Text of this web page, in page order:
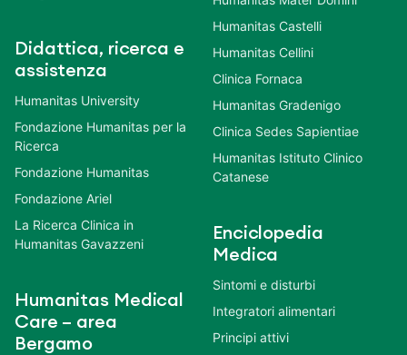
Didattica, ricerca e
assistenza
Humanitas University
Fondazione Humanitas per la
Ricerca
Fondazione Humanitas
Fondazione Ariel
La Ricerca Clinica in
Humanitas Gavazzeni
Humanitas Medical
Care – area
Bergamo
Humanitas Castelli
Humanitas Cellini
Clinica Fornaca
Humanitas Gradenigo
Clinica Sedes Sapientiae
Humanitas Istituto Clinico
Catanese
Enciclopedia
Medica
Sintomi e disturbi
Integratori alimentari
Principi attivi